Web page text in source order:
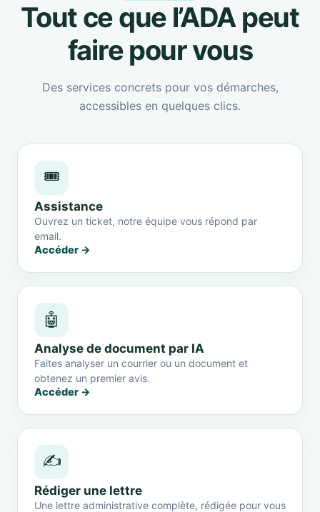
Tout ce que l’ADA peut
faire pour vous
Des services concrets pour vos démarches,
accessibles en quelques clics.
🎟️
Assistance
Ouvrez un ticket, notre équipe vous répond par
email.
Accéder →
🤖
Analyse de document par IA
Faites analyser un courrier ou un document et
obtenez un premier avis.
Accéder →
✍️
Rédiger une lettre
Une lettre administrative complète, rédigée pour vous